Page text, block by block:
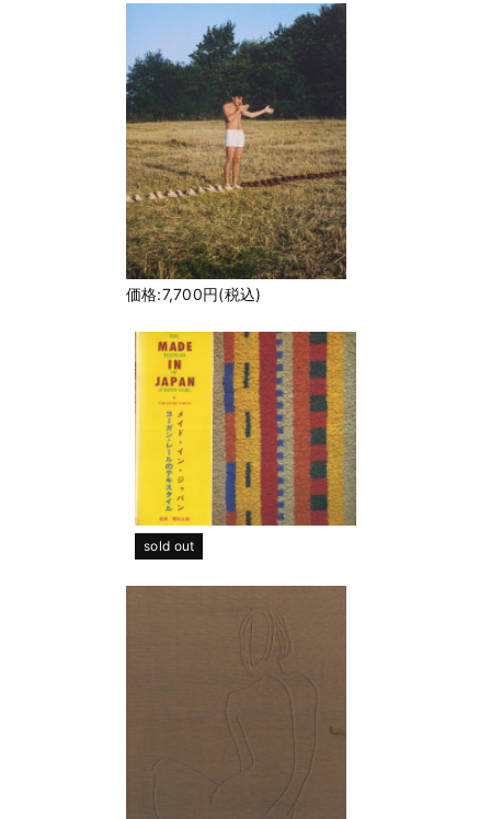
価格:7,700円(税込)
sold out